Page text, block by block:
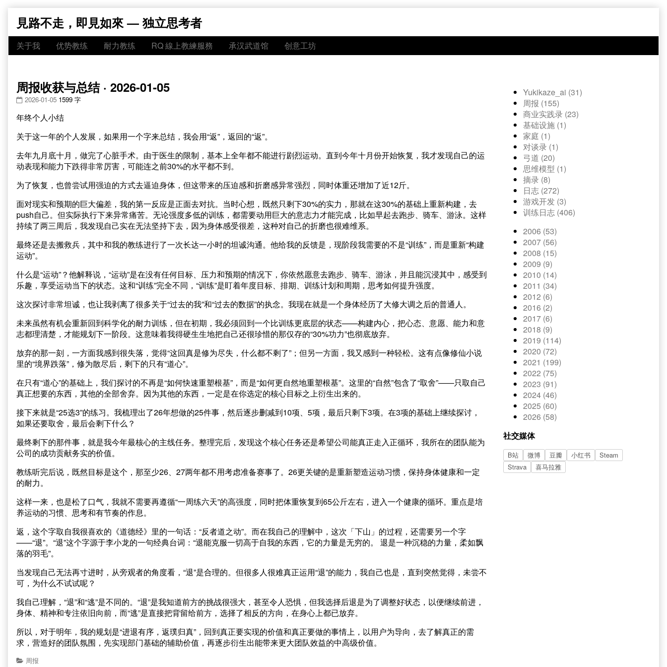
content
見路不走，即見如來 — 独立思考者
关于我 优势教练 耐力教练 RQ 線上教練服務 承汉武道馆 创意工坊
周报收获与总结 · 2026-01-05
2026-01-05 1599 字
年终个人小结
关于这一年的个人发展，如果用一个字来总结，我会用“返”，返回的“返”。
去年九月底十月，做完了心脏手术。由于医生的限制，基本上全年都不能进行剧烈运动。直到今年十月份开始恢复，我才发现自己的运
动表现和能力下跌得非常厉害，可能连之前30%的水平都不到。
为了恢复，也曾尝试用强迫的方式去逼迫身体，但这带来的压迫感和折磨感异常强烈，同时体重还增加了近12斤。
面对现实和预期的巨大偏差，我的第一反应是正面去对抗。当时心想，既然只剩下30%的实力，那就在这30%的基础上重新构建，去
push自己。但实际执行下来异常痛苦。无论强度多低的训练，都需要动用巨大的意志力才能完成，比如早起去跑步、骑车、游泳。这样
持续了两三周后，我发现自己实在无法坚持下去，因为身体感受很差，这种对自己的折磨也很难维系。
最终还是去搬救兵，其中和我的教练进行了一次长达一小时的坦诚沟通。他给我的反馈是，现阶段我需要的不是“训练”，而是重新“构建
运动”。
什么是“运动”？他解释说，“运动”是在没有任何目标、压力和预期的情况下，你依然愿意去跑步、骑车、游泳，并且能沉浸其中，感受到
乐趣，享受运动当下的状态。这和“训练”完全不同，“训练”是盯着年度目标、排期、训练计划和周期，思考如何提升强度。
这次探讨非常坦诚，也让我剥离了很多关于“过去的我”和“过去的数据”的执念。我现在就是一个身体经历了大修大调之后的普通人。
未来虽然有机会重新回到科学化的耐力训练，但在初期，我必须回到一个比训练更底层的状态——构建内心，把心态、意愿、能力和意
志都理清楚，才能规划下一阶段。这意味着我得硬生生地把自己还很珍惜的那仅存的“30%功力”也彻底放弃。
放弃的那一刻，一方面我感到很失落，觉得“这回真是修为尽失，什么都不剩了”；但另一方面，我又感到一种轻松。这有点像修仙小说
里的“境界跌落”，修为散尽后，剩下的只有“道心”。
在只有“道心”的基础上，我们探讨的不再是“如何快速重塑根基”，而是“如何更自然地重塑根基”。这里的“自然”包含了“取舍”——只取自己
真正想要的东西，其他的全部舍弃。因为其他的东西，一定是在你选定的核心目标之上衍生出来的。
接下来就是“25选3”的练习。我梳理出了26年想做的25件事，然后逐步删减到10项、5项，最后只剩下3项。在3项的基础上继续探讨，
如果还要取舍，最后会剩下什么？
最终剩下的那件事，就是我今年最核心的主线任务。整理完后，发现这个核心任务还是希望公司能真正走入正循环，我所在的团队能为
公司的成功贡献务实的价值。
教练听完后说，既然目标是这个，那至少26、27两年都不用考虑准备赛事了。26更关键的是重新塑造运动习惯，保持身体健康和一定
的耐力。
这样一来，也是松了口气，我就不需要再遵循“一周练六天”的高强度，同时把体重恢复到65公斤左右，进入一个健康的循环。重点是培
养运动的习惯、思考和有节奏的作息。
返，这个字取自我很喜欢的《道德经》里的一句话：“反者道之动”。而在我自己的理解中，这次「下山」的过程，还需要另一个字
——“退”。“退”这个字源于李小龙的一句经典台词：“退能克服一切高于自我的东西，它的力量是无穷的。 退是一种沉稳的力量，柔如飘
落的羽毛”。
当发现自己无法再寸进时，从旁观者的角度看，“退”是合理的。但很多人很难真正运用“退”的能力，我自己也是，直到突然觉得，未尝不
可，为什么不试试呢？
我自己理解，“退”和“逃”是不同的。“退”是我知道前方的挑战很强大，甚至令人恐惧，但我选择后退是为了调整好状态，以便继续前进，
身体、精神和专注依旧向前，而“逃”是直接把背留给前方，选择了相反的方向，在身心上都已放弃。
所以，对于明年，我的规划是“进退有序，返璞归真”，回到真正要实现的价值和真正要做的事情上，以用户为导向，去了解真正的需
求，营造好的团队氛围，先实现部门基础的辅助价值，再逐步衍生出能带来更大团队效益的中高级价值。
周报
Yukikaze_ai (31)
周报 (155)
商业实践录 (23)
基础设施 (1)
家庭 (1)
对谈录 (1)
弓道 (20)
思维模型 (1)
摘录 (8)
日志 (272)
游戏开发 (3)
训练日志 (406)
2006 (53)
2007 (56)
2008 (15)
2009 (9)
2010 (14)
2011 (34)
2012 (6)
2016 (2)
2017 (6)
2018 (9)
2019 (114)
2020 (72)
2021 (199)
2022 (75)
2023 (91)
2024 (46)
2025 (60)
2026 (58)
社交媒体
B站 微博 豆瓣 小红书
Steam
Strava
喜马拉雅